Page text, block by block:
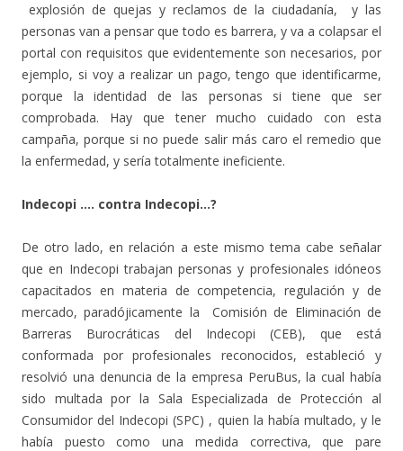
explosión de quejas y reclamos de la ciudadanía, y las
personas van a pensar que todo es barrera, y va a colapsar el
portal con requisitos que evidentemente son necesarios, por
ejemplo, si voy a realizar un pago, tengo que identificarme,
porque la identidad de las personas si tiene que ser
comprobada. Hay que tener mucho cuidado con esta
campaña, porque si no puede salir más caro el remedio que
la enfermedad, y sería totalmente ineficiente.
Indecopi …. contra Indecopi…?
De otro lado, en relación a este mismo tema cabe señalar
que en Indecopi trabajan personas y profesionales idóneos
capacitados en materia de competencia, regulación y de
mercado, paradójicamente la Comisión de Eliminación de
Barreras Burocráticas del Indecopi (CEB), que está
conformada por profesionales reconocidos, estableció y
resolvió una denuncia de la empresa PeruBus, la cual había
sido multada por la Sala Especializada de Protección al
Consumidor del Indecopi (SPC) , quien la había multado, y le
había puesto como una medida correctiva, que pare